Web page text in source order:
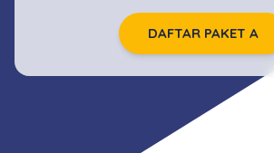
DAFTAR PAKET A